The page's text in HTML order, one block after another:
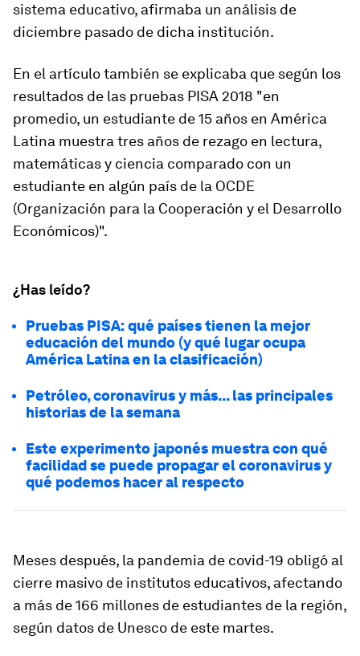
sistema educativo, afirmaba un análisis de
diciembre pasado de dicha institución.
En el artículo también se explicaba que según los
resultados de las pruebas PISA 2018 "en
promedio, un estudiante de 15 años en América
Latina muestra tres años de rezago en lectura,
matemáticas y ciencia comparado con un
estudiante en algún país de la OCDE
(Organización para la Cooperación y el Desarrollo
Económicos)".
¿Has leído?
Pruebas PISA: qué países tienen la mejor
educación del mundo (y qué lugar ocupa
América Latina en la clasificación)
Petróleo, coronavirus y más... las principales
historias de la semana
Este experimento japonés muestra con qué
facilidad se puede propagar el coronavirus y
qué podemos hacer al respecto
Meses después, la pandemia de covid-19 obligó al
cierre masivo de institutos educativos, afectando
a más de 166 millones de estudiantes de la región,
según datos de Unesco de este martes.